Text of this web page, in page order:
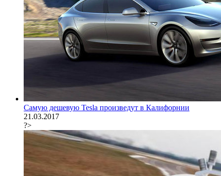
Самую дешевую Tesla произведут в Калифорнии
21.03.2017
?>